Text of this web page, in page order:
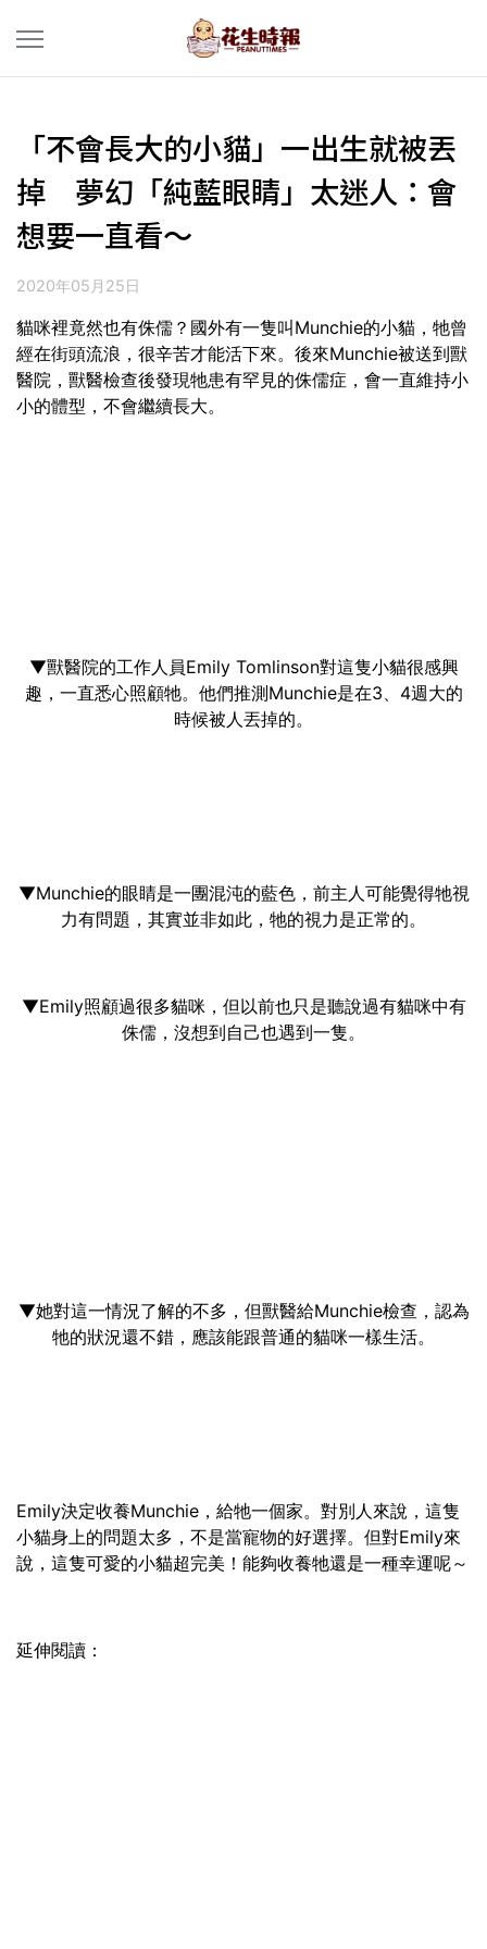
「不會長大的小貓」一出生就被丟
掉 夢幻「純藍眼睛」太迷人：會
想要一直看～
2020年05月25日
貓咪裡竟然也有侏儒？國外有一隻叫Munchie的小貓，牠曾
經在街頭流浪，很辛苦才能活下來。後來Munchie被送到獸
醫院，獸醫檢查後發現牠患有罕見的侏儒症，會一直維持小
小的體型，不會繼續長大。
▼獸醫院的工作人員Emily Tomlinson對這隻小貓很感興
趣，一直悉心照顧牠。他們推測Munchie是在3、4週大的
時候被人丟掉的。
▼Munchie的眼睛是一團混沌的藍色，前主人可能覺得牠視
力有問題，其實並非如此，牠的視力是正常的。
▼Emily照顧過很多貓咪，但以前也只是聽說過有貓咪中有
侏儒，沒想到自己也遇到一隻。
▼她對這一情況了解的不多，但獸醫給Munchie檢查，認為
牠的狀況還不錯，應該能跟普通的貓咪一樣生活。
Emily決定收養Munchie，給牠一個家。對別人來說，這隻
小貓身上的問題太多，不是當寵物的好選擇。但對Emily來
說，這隻可愛的小貓超完美！能夠收養牠還是一種幸運呢～
延伸閱讀：